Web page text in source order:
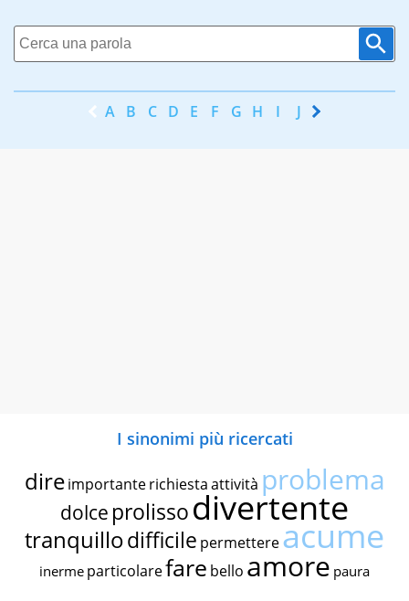
A B C D E F G H I J K
I sinonimi più ricercati
dire importante richiestaattività problema
dolce prolissodivertente
tranquillodifficile permettereacume
inerme particolarefare bello amore paura